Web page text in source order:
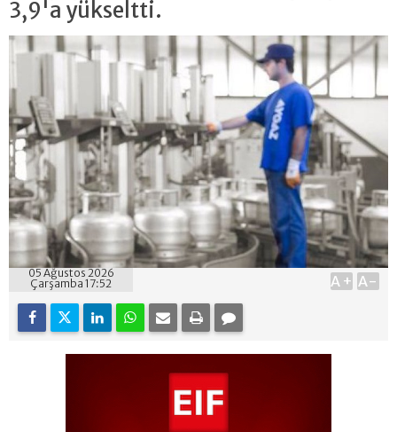
3,9'a yükseltti.
05 Ağustos 2026
Çarşamba 17:52
A+ A-